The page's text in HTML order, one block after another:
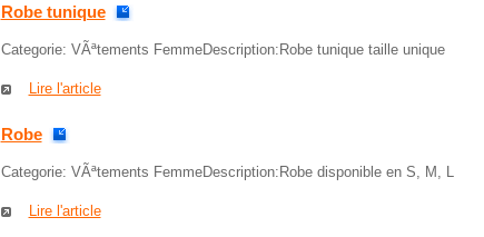
Robe tunique
Categorie: VÃªtements FemmeDescription:Robe tunique taille unique
Lire l'article
Robe
Categorie: VÃªtements FemmeDescription:Robe disponible en S, M, L
Lire l'article